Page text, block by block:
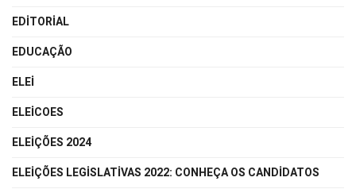
EDITORIAL
EDUCAÇÃO
ELEI
ELEICOES
ELEIÇÕES 2024
ELEIÇÕES LEGISLATIVAS 2022: CONHEÇA OS CANDIDATOS